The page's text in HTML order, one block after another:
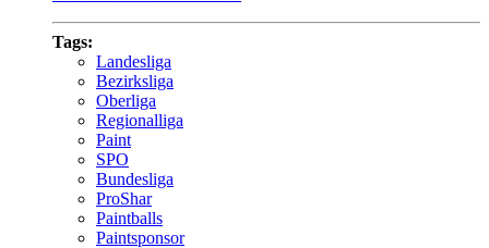
Tags:
Landesliga
Bezirksliga
Oberliga
Regionalliga
Paint
SPO
Bundesliga
ProShar
Paintballs
Paintsponsor